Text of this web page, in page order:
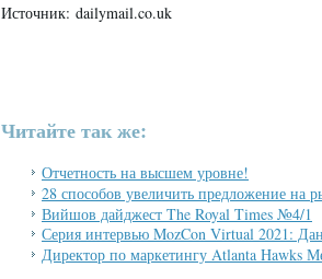
Источник: dailymail.co.uk
Читайте так же:
Отчетность на высшем уровне!
28 способов увеличить предложение
Вийшов дайджест The Royal Times №4/1
Серия интервью MozCon Virtual 2021:
Директор по маркетингу Atlanta Hawks